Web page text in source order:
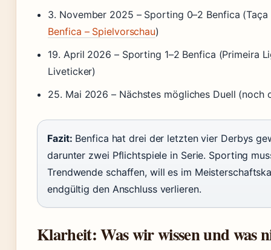
3. November 2025 – Sporting 0–2 Benfica
Benfica – Spielvorschau)
19. April 2026 – Sporting 1–2 Benfica (Primeira
Liveticker)
25. Mai 2026 – Nächstes mögliches Duell (noch
Fazit: Benfica hat drei der letzten vier Derbys
darunter zwei Pflichtspiele in Serie. Sporting
Trendwende schaffen, will es im
endgültig den Anschluss verlieren.
Klarheit: Was wir wissen und was